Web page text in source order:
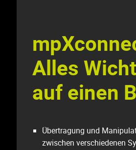
Alles
auf einen
Übertragung und
zwischen verschiedenen